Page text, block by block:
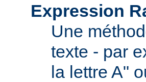
Expression
Une
texte - par
la lettre A"